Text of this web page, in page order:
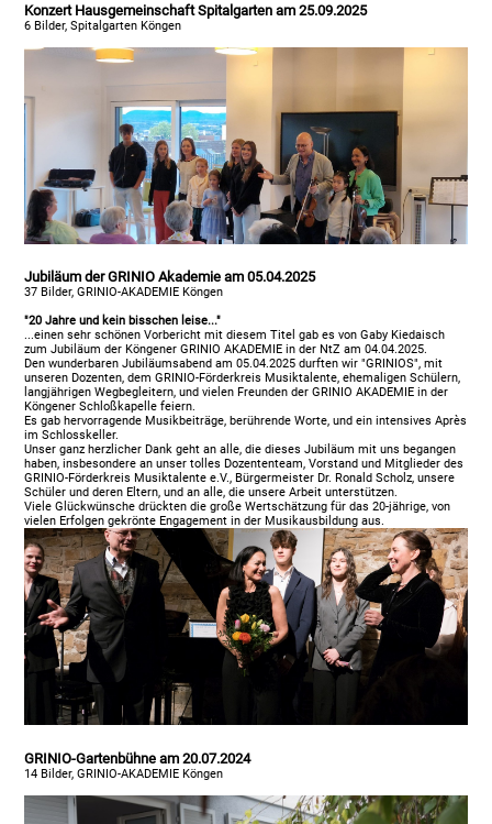
Konzert Hausgemeinschaft Spitalgarten am 25.09.2025
6 Bilder, Spitalgarten Köngen
Jubiläum der GRINIO Akademie am 05.04.2025
37 Bilder, GRINIO-AKADEMIE Köngen
"20 Jahre und kein bisschen leise..."
...einen sehr schönen Vorbericht mit diesem Titel gab es von Gaby Kiedaisch
zum Jubiläum der Köngener GRINIO AKADEMIE in der NtZ am 04.04.2025.
Den wunderbaren Jubiläumsabend am 05.04.2025 durften wir "GRINIOS", mit
unseren Dozenten, dem GRINIO-Förderkreis Musiktalente, ehemaligen Schülern,
langjährigen Wegbegleitern, und vielen Freunden der GRINIO AKADEMIE in der
Köngener Schloßkapelle feiern.
Es gab hervorragende Musikbeiträge, berührende Worte, und ein intensives Après
im Schlosskeller.
Unser ganz herzlicher Dank geht an alle, die dieses Jubiläum mit uns begangen
haben, insbesondere an unser tolles Dozententeam, Vorstand und Mitglieder des
GRINIO-Förderkreis Musiktalente e.V., Bürgermeister Dr. Ronald Scholz, unsere
Schüler und deren Eltern, und an alle, die unsere Arbeit unterstützen.
Viele Glückwünsche drückten die große Wertschätzung für das 20-jährige, von
vielen Erfolgen gekrönte Engagement in der Musikausbildung aus.
GRINIO-Gartenbühne am 20.07.2024
14 Bilder, GRINIO-AKADEMIE Köngen